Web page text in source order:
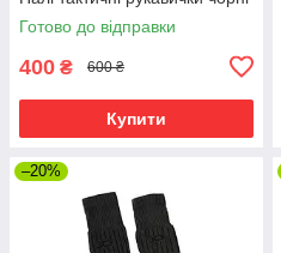
Готово до відправки
400 ₴ 600 ₴
Купити
–20%